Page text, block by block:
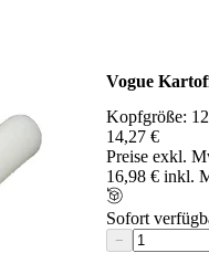
Vogue
Kopfgröße:
14,27 €
Preise exkl.
16,98 € inkl.
Sofort
−